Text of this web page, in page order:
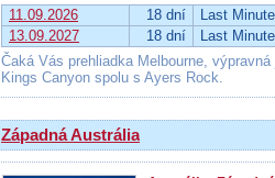
11.09.2026
18 dní Last Minute
13.09.2027
18 dní Last Minute
Čaká Vás prehliadka Melbourne,
Kings Canyon spolu s Ayers Rock.
Západná Austrália